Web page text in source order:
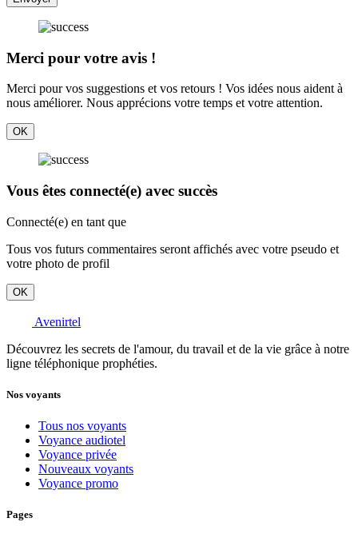
Merci pour votre avis !
Merci pour vos suggestions et vos retours ! Vos idées nous aident à
nous améliorer. Nous apprécions votre temps et votre attention.
OK
Vous êtes connecté(e) avec succès
Connecté(e) en tant que
Tous vos futurs commentaires seront affichés avec votre pseudo et
votre photo de profil
OK
Avenirtel
Découvrez les secrets de l'amour, du travail et de la vie grâce à notre
ligne téléphonique prophéties.
Nos voyants
Tous nos voyants
Voyance audiotel
Voyance privée
Nouveaux voyants
Voyance promo
Pages